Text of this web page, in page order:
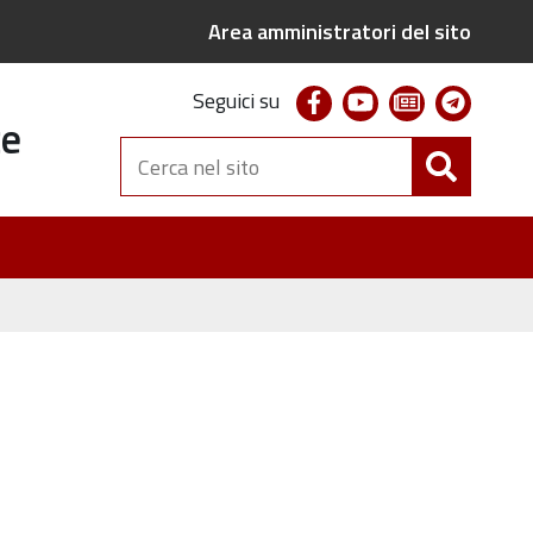
Area amministratori del sito
Seguici su facebookyoutubenewsletter
Cerca
nel
sito